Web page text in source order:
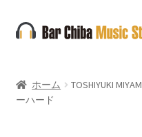
ナ
ビ
ー
コ
ン
ン
ホーム
TOSHIYUKI
ーハード